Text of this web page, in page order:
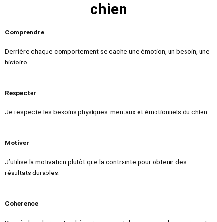
chien
Comprendre
Derrière chaque comportement se cache une émotion, un besoin, une
histoire.
Respecter
Je respecte les besoins physiques, mentaux et émotionnels du chien.
Motiver
J’utilise la motivation plutôt que la contrainte pour obtenir des
résultats durables.
Coherence